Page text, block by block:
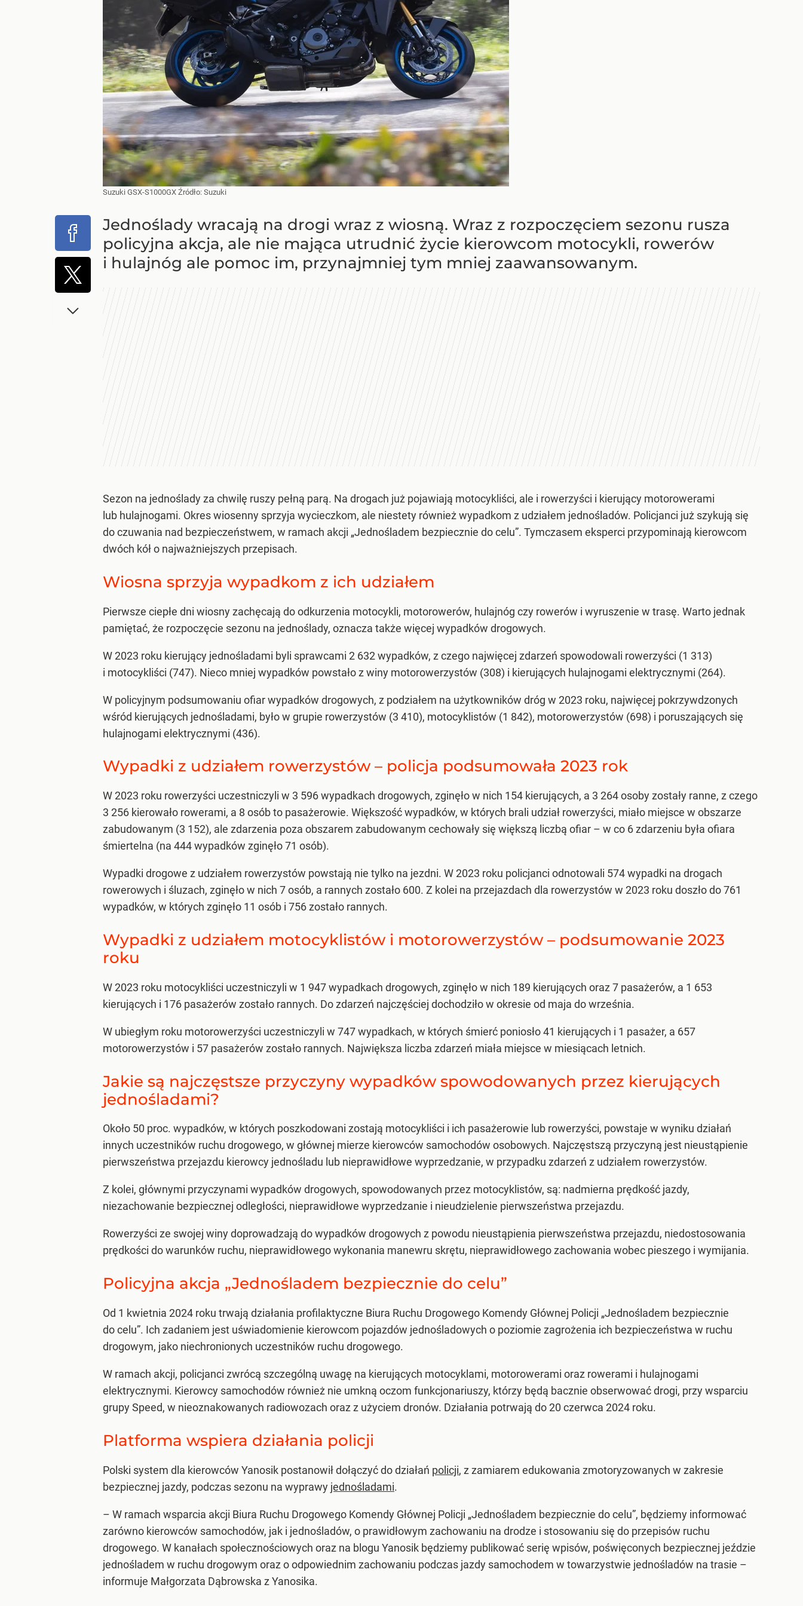
Suzuki GSX-S1000GX Źródło: Suzuki
Jednoślady wracają na drogi wraz z wiosną. Wraz z rozpoczęciem sezonu rusza
policyjna akcja, ale nie mająca utrudnić życie kierowcom motocykli, rowerów
i hulajnóg ale pomoc im, przynajmniej tym mniej zaawansowanym.
Sezon na jednoślady za chwilę ruszy pełną parą. Na drogach już pojawiają motocykliści, ale i rowerzyści i kierujący motorowerami
lub hulajnogami. Okres wiosenny sprzyja wycieczkom, ale niestety również wypadkom z udziałem jednośladów. Policjanci już szykują się
do czuwania nad bezpieczeństwem, w ramach akcji „Jednośladem bezpiecznie do celu”. Tymczasem eksperci przypominają kierowcom
dwóch kół o najważniejszych przepisach.
Wiosna sprzyja wypadkom z ich udziałem
Pierwsze ciepłe dni wiosny zachęcają do odkurzenia motocykli, motorowerów, hulajnóg czy rowerów i wyruszenie w trasę. Warto jednak
pamiętać, że rozpoczęcie sezonu na jednoślady, oznacza także więcej wypadków drogowych.
W 2023 roku kierujący jednośladami byli sprawcami 2 632 wypadków, z czego najwięcej zdarzeń spowodowali rowerzyści (1 313)
i motocykliści (747). Nieco mniej wypadków powstało z winy motorowerzystów (308) i kierujących hulajnogami elektrycznymi (264).
W policyjnym podsumowaniu ofiar wypadków drogowych, z podziałem na użytkowników dróg w 2023 roku, najwięcej pokrzywdzonych
wśród kierujących jednośladami, było w grupie rowerzystów (3 410), motocyklistów (1 842), motorowerzystów (698) i poruszających się
hulajnogami elektrycznymi (436).
Wypadki z udziałem rowerzystów – policja podsumowała 2023 rok
W 2023 roku rowerzyści uczestniczyli w 3 596 wypadkach drogowych, zginęło w nich 154 kierujących, a 3 264 osoby zostały ranne, z czego
3 256 kierowało rowerami, a 8 osób to pasażerowie. Większość wypadków, w których brali udział rowerzyści, miało miejsce w obszarze
zabudowanym (3 152), ale zdarzenia poza obszarem zabudowanym cechowały się większą liczbą ofiar – w co 6 zdarzeniu była ofiara
śmiertelna (na 444 wypadków zginęło 71 osób).
Wypadki drogowe z udziałem rowerzystów powstają nie tylko na jezdni. W 2023 roku policjanci odnotowali 574 wypadki na drogach
rowerowych i śluzach, zginęło w nich 7 osób, a rannych zostało 600. Z kolei na przejazdach dla rowerzystów w 2023 roku doszło do 761
wypadków, w których zginęło 11 osób i 756 zostało rannych.
Wypadki z udziałem motocyklistów i motorowerzystów – podsumowanie 2023
roku
W 2023 roku motocykliści uczestniczyli w 1 947 wypadkach drogowych, zginęło w nich 189 kierujących oraz 7 pasażerów, a 1 653
kierujących i 176 pasażerów zostało rannych. Do zdarzeń najczęściej dochodziło w okresie od maja do września.
W ubiegłym roku motorowerzyści uczestniczyli w 747 wypadkach, w których śmierć poniosło 41 kierujących i 1 pasażer, a 657
motorowerzystów i 57 pasażerów zostało rannych. Największa liczba zdarzeń miała miejsce w miesiącach letnich.
Jakie są najczęstsze przyczyny wypadków spowodowanych przez kierujących
jednośladami?
Około 50 proc. wypadków, w których poszkodowani zostają motocykliści i ich pasażerowie lub rowerzyści, powstaje w wyniku działań
innych uczestników ruchu drogowego, w głównej mierze kierowców samochodów osobowych. Najczęstszą przyczyną jest nieustąpienie
pierwszeństwa przejazdu kierowcy jednośladu lub nieprawidłowe wyprzedzanie, w przypadku zdarzeń z udziałem rowerzystów.
Z kolei, głównymi przyczynami wypadków drogowych, spowodowanych przez motocyklistów, są: nadmierna prędkość jazdy,
niezachowanie bezpiecznej odległości, nieprawidłowe wyprzedzanie i nieudzielenie pierwszeństwa przejazdu.
Rowerzyści ze swojej winy doprowadzają do wypadków drogowych z powodu nieustąpienia pierwszeństwa przejazdu, niedostosowania
prędkości do warunków ruchu, nieprawidłowego wykonania manewru skrętu, nieprawidłowego zachowania wobec pieszego i wymijania.
Policyjna akcja „Jednośladem bezpiecznie do celu”
Od 1 kwietnia 2024 roku trwają działania profilaktyczne Biura Ruchu Drogowego Komendy Głównej Policji „Jednośladem bezpiecznie
do celu”. Ich zadaniem jest uświadomienie kierowcom pojazdów jednośladowych o poziomie zagrożenia ich bezpieczeństwa w ruchu
drogowym, jako niechronionych uczestników ruchu drogowego.
W ramach akcji, policjanci zwrócą szczególną uwagę na kierujących motocyklami, motorowerami oraz rowerami i hulajnogami
elektrycznymi. Kierowcy samochodów również nie umkną oczom funkcjonariuszy, którzy będą bacznie obserwować drogi, przy wsparciu
grupy Speed, w nieoznakowanych radiowozach oraz z użyciem dronów. Działania potrwają do 20 czerwca 2024 roku.
Platforma wspiera działania policji
Polski system dla kierowców Yanosik postanowił dołączyć do działań policji, z zamiarem edukowania zmotoryzowanych w zakresie
bezpiecznej jazdy, podczas sezonu na wyprawy jednośladami.
– W ramach wsparcia akcji Biura Ruchu Drogowego Komendy Głównej Policji „Jednośladem bezpiecznie do celu”, będziemy informować
zarówno kierowców samochodów, jak i jednośladów, o prawidłowym zachowaniu na drodze i stosowaniu się do przepisów ruchu
drogowego. W kanałach społecznościowych oraz na blogu Yanosik będziemy publikować serię wpisów, poświęconych bezpiecznej jeździe
jednośladem w ruchu drogowym oraz o odpowiednim zachowaniu podczas jazdy samochodem w towarzystwie jednośladów na trasie –
informuje Małgorzata Dąbrowska z Yanosika.